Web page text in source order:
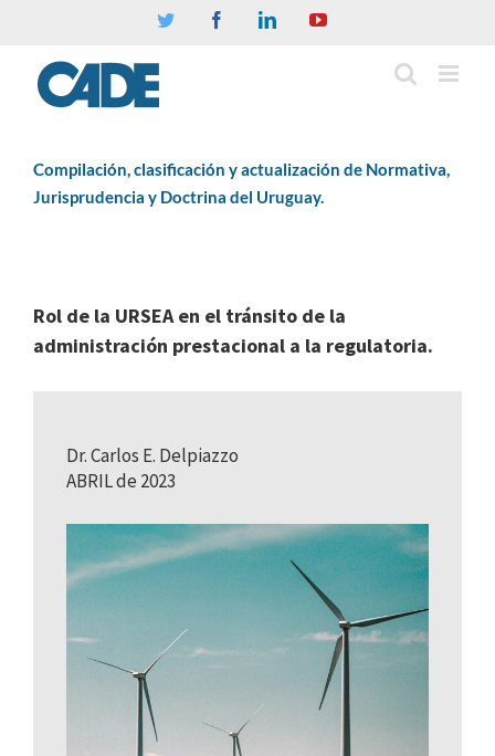
Twitter FacebookLinkedinYouTube
Compilación, clasificación y actualización de Normativa,
Jurisprudencia y Doctrina del Uruguay.
Rol de la URSEA en el tránsito de la
administración prestacional a la regulatoria.
Dr. Carlos E. Delpiazzo
ABRIL de 2023